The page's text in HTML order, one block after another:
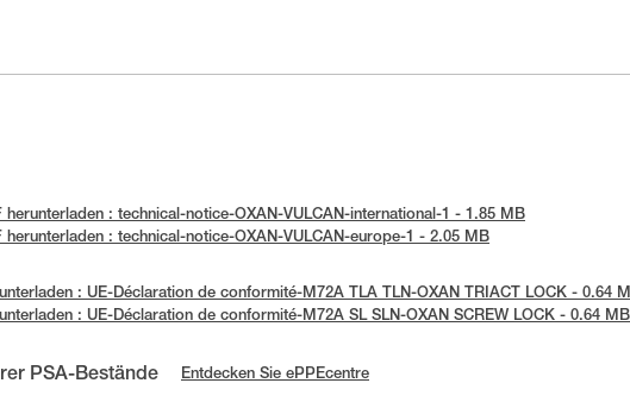
herunterladen : technical-notice-OXAN-VULCAN-international-1 - 1.85 MB
herunterladen : technical-notice-OXAN-VULCAN-europe-1 - 2.05 MB
: UE-Déclaration de conformité-M72A TLA TLN-OXAN TRIACT LOCK - 0.64
: UE-Déclaration de conformité-M72A SL SLN-OXAN SCREW LOCK - 0.64 MB
PSA-Bestände Entdecken Sie ePPEcentre